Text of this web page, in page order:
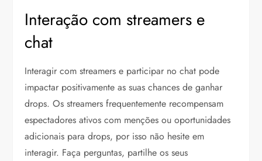
Interação com streamers e
chat
Interagir com streamers e participar no chat pode
impactar positivamente as suas chances de ganhar
drops. Os streamers frequentemente recompensam
espectadores ativos com menções ou oportunidades
adicionais para drops, por isso não hesite em
interagir. Faça perguntas, partilhe os seus